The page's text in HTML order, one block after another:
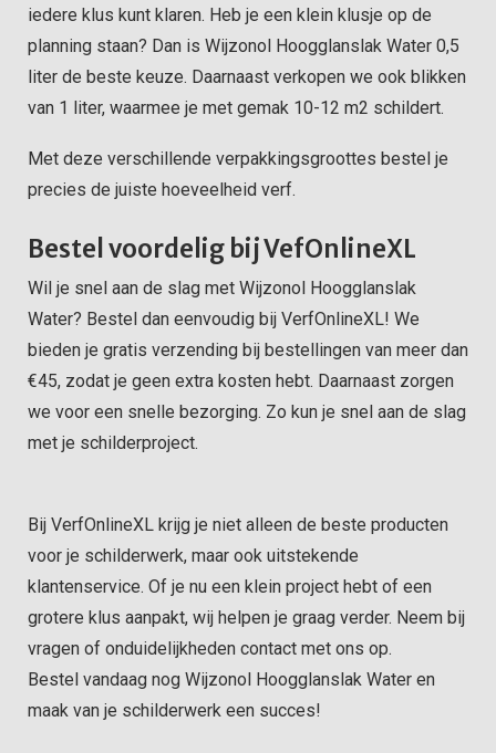
iedere klus kunt klaren. Heb je een klein klusje op de
planning staan? Dan is Wijzonol Hoogglanslak Water 0,5
liter de beste keuze. Daarnaast verkopen we ook blikken
van 1 liter, waarmee je met gemak 10-12 m2 schildert.
Met deze verschillende verpakkingsgroottes bestel je
precies de juiste hoeveelheid verf.
Bestel voordelig bij VefOnlineXL
Wil je snel aan de slag met Wijzonol Hoogglanslak
Water? Bestel dan eenvoudig bij VerfOnlineXL! We
bieden je gratis verzending bij bestellingen van meer dan
€45, zodat je geen extra kosten hebt. Daarnaast zorgen
we voor een snelle bezorging. Zo kun je snel aan de slag
met je schilderproject.
Bij VerfOnlineXL krijg je niet alleen de beste producten
voor je schilderwerk, maar ook uitstekende
klantenservice. Of je nu een klein project hebt of een
grotere klus aanpakt, wij helpen je graag verder. Neem bij
vragen of onduidelijkheden contact met ons op.
Bestel vandaag nog Wijzonol Hoogglanslak Water en
maak van je schilderwerk een succes!